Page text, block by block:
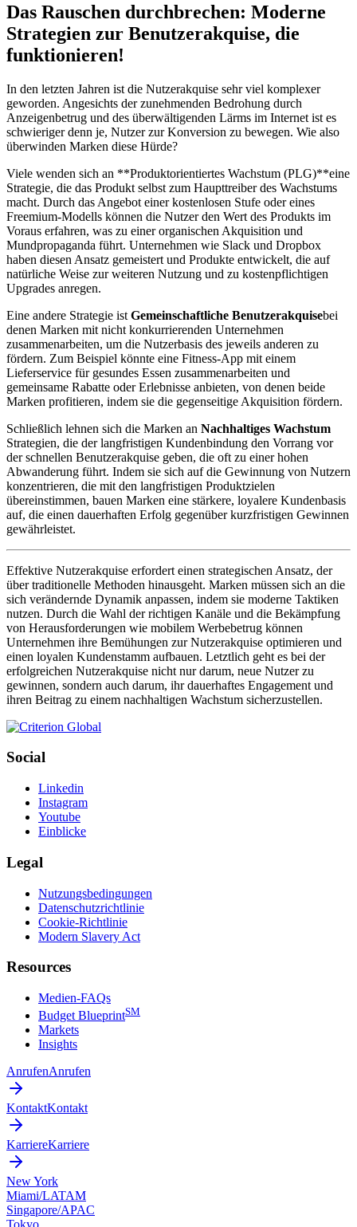
Das Rauschen durchbrechen: Moderne
Strategien zur Benutzerakquise, die
funktionieren!
In den letzten Jahren ist die Nutzerakquise sehr viel komplexer
geworden. Angesichts der zunehmenden Bedrohung durch
Anzeigenbetrug und des überwältigenden Lärms im Internet ist es
schwieriger denn je, Nutzer zur Konversion zu bewegen. Wie also
überwinden Marken diese Hürde?
Viele wenden sich an **Produktorientiertes Wachstum (PLG)**eine
Strategie, die das Produkt selbst zum Haupttreiber des Wachstums
macht. Durch das Angebot einer kostenlosen Stufe oder eines
Freemium-Modells können die Nutzer den Wert des Produkts im
Voraus erfahren, was zu einer organischen Akquisition und
Mundpropaganda führt. Unternehmen wie Slack und Dropbox
haben diesen Ansatz gemeistert und Produkte entwickelt, die auf
natürliche Weise zur weiteren Nutzung und zu kostenpflichtigen
Upgrades anregen.
Eine andere Strategie ist Gemeinschaftliche Benutzerakquisebei
denen Marken mit nicht konkurrierenden Unternehmen
zusammenarbeiten, um die Nutzerbasis des jeweils anderen zu
fördern. Zum Beispiel könnte eine Fitness-App mit einem
Lieferservice für gesundes Essen zusammenarbeiten und
gemeinsame Rabatte oder Erlebnisse anbieten, von denen beide
Marken profitieren, indem sie die gegenseitige Akquisition fördern.
Schließlich lehnen sich die Marken an Nachhaltiges Wachstum
Strategien, die der langfristigen Kundenbindung den Vorrang vor
der schnellen Benutzerakquise geben, die oft zu einer hohen
Abwanderung führt. Indem sie sich auf die Gewinnung von Nutzern
konzentrieren, die mit den langfristigen Produktzielen
übereinstimmen, bauen Marken eine stärkere, loyalere Kundenbasis
auf, die einen dauerhaften Erfolg gegenüber kurzfristigen Gewinnen
gewährleistet.
Effektive Nutzerakquise erfordert einen strategischen Ansatz, der
über traditionelle Methoden hinausgeht. Marken müssen sich an die
sich verändernde Dynamik anpassen, indem sie moderne Taktiken
nutzen. Durch die Wahl der richtigen Kanäle und die Bekämpfung
von Herausforderungen wie mobilem Werbebetrug können
Unternehmen ihre Bemühungen zur Nutzerakquise optimieren und
einen loyalen Kundenstamm aufbauen. Letztlich geht es bei der
erfolgreichen Nutzerakquise nicht nur darum, neue Nutzer zu
gewinnen, sondern auch darum, ihr dauerhaftes Engagement und
ihren Beitrag zu einem nachhaltigen Wachstum sicherzustellen.
Social
Linkedin
Instagram
Youtube
Einblicke
Legal
Nutzungsbedingungen
Datenschutzrichtlinie
Cookie-Richtlinie
Modern Slavery Act
Resources
Medien-FAQs
Budget BlueprintSM
Markets
Insights
AnrufenAnrufen
KontaktKontakt
KarriereKarriere
New York
Miami/LATAM
Singapore/APAC